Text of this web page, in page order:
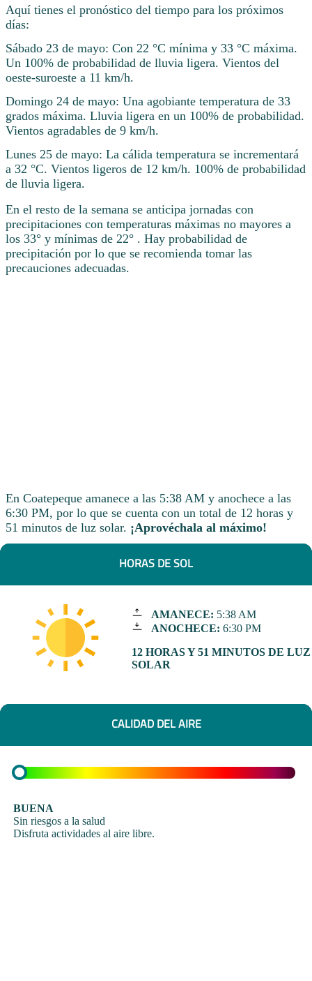
Aquí tienes el pronóstico del tiempo para los próximos
días:
Sábado 23 de mayo: Con 22 °C mínima y 33 °C máxima.
Un 100% de probabilidad de lluvia ligera. Vientos del
oeste-suroeste a 11 km/h.
Domingo 24 de mayo: Una agobiante temperatura de 33
grados máxima. Lluvia ligera en un 100% de probabilidad.
Vientos agradables de 9 km/h.
Lunes 25 de mayo: La cálida temperatura se incrementará
a 32 °C. Vientos ligeros de 12 km/h. 100% de probabilidad
de lluvia ligera.
En el resto de la semana se anticipa jornadas con
precipitaciones con temperaturas máximas no mayores a
los 33° y mínimas de 22° . Hay probabilidad de
precipitación por lo que se recomienda tomar las
precauciones adecuadas.
En Coatepeque amanece a las 5:38 AM y anochece a las
6:30 PM, por lo que se cuenta con un total de 12 horas y
51 minutos de luz solar. ¡Aprovéchala al máximo!
HORAS DE SOL
AMANECE: 5:38 AM
ANOCHECE: 6:30 PM
12 HORAS Y 51 MINUTOS DE LUZ
SOLAR
CALIDAD DEL AIRE
BUENA
Sin riesgos a la salud
Disfruta actividades al aire libre.